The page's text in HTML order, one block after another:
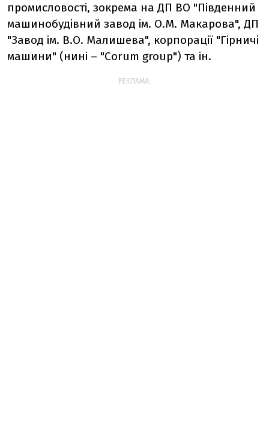
промисловості, зокрема на ДП ВО "Південний
машинобудівний завод ім. О.М. Макарова", ДП
"Завод ім. В.О. Малишева", корпорації "Гірничі
машини" (нині – "Corum group") та ін.
РЕКЛАМА: